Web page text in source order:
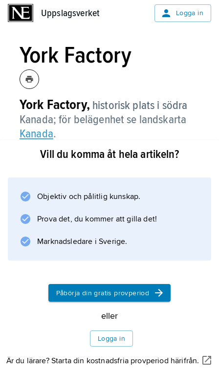
Uppslagsverket Logga in
York Factory
York Factory, historisk plats i södra
Kanada; för belägenhet se landskarta
Kanada.
Information om artikeln
Vill du komma åt hela artikeln?
Objektiv och pålitlig kunskap.
Prova det, du kommer att gilla det!
Marknadsledare i Sverige.
Påbörja din gratis provperiod
eller
Logga in
Är du lärare? Starta din kostnadsfria provperiod härifrån.